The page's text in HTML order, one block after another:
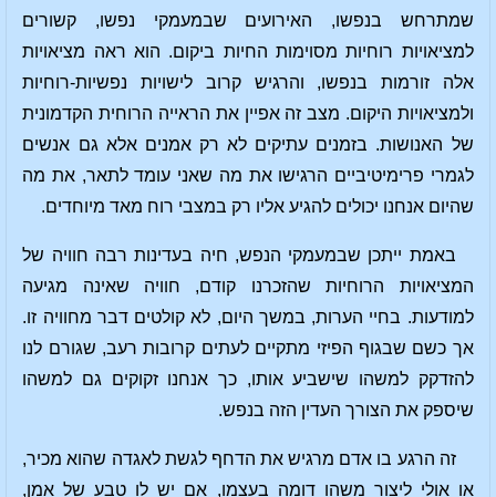
שמתרחש בנפשו, האירועים שבמעמקי נפשו, קשורים
למציאויות רוחיות מסוימות החיות ביקום. הוא ראה מציאויות
אלה זורמות בנפשו, והרגיש קרוב לישויות נפשיות-רוחיות
ולמציאויות היקום. מצב זה אפיין את הראייה הרוחית הקדמונית
של האנושות. בזמנים עתיקים לא רק אמנים אלא גם אנשים
לגמרי פרימיטיביים הרגישו את מה שאני עומד לתאר, את מה
שהיום אנחנו יכולים להגיע אליו רק במצבי רוח מאד מיוחדים.
באמת ייתכן שבמעמקי הנפש, חיה בעדינות רבה חוויה של
המציאויות הרוחיות שהזכרנו קודם, חוויה שאינה מגיעה
למודעות. בחיי הערות, במשך היום, לא קולטים דבר מחוויה זו.
אך כשם שבגוף הפיזי מתקיים לעתים קרובות רעב, שגורם לנו
להזדקק למשהו שישביע אותו, כך אנחנו זקוקים גם למשהו
שיספק את הצורך העדין הזה בנפש.
זה הרגע בו אדם מרגיש את הדחף לגשת לאגדה שהוא מכיר,
או אולי ליצור משהו דומה בעצמו, אם יש לו טבע של אמן,